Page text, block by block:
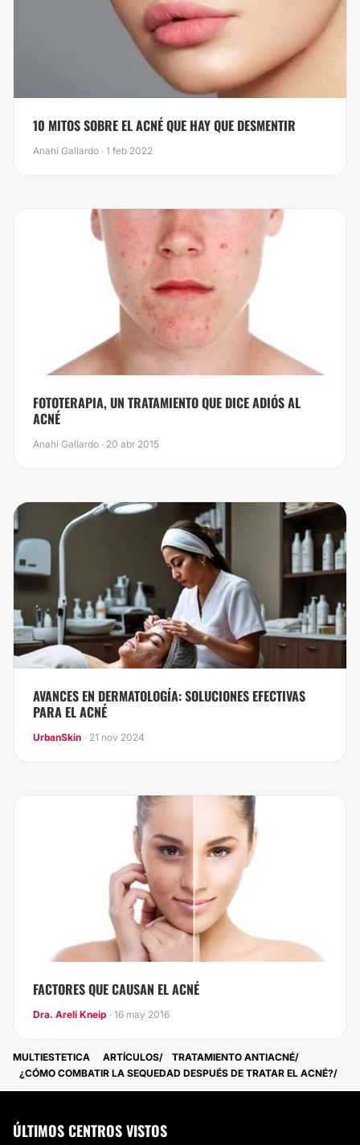
​10 MITOS SOBRE EL ACNÉ QUE HAY QUE DESMENTIR
Anahí Gallardo · 1 feb 2022
FOTOTERAPIA, UN TRATAMIENTO QUE DICE ADIÓS AL
ACNÉ
Anahí Gallardo · 20 abr 2015
AVANCES EN DERMATOLOGÍA: SOLUCIONES EFECTIVAS
PARA EL ACNÉ
UrbanSkin · 21 nov 2024
FACTORES QUE CAUSAN EL ACNÉ
Dra. Areli Kneip · 16 may 2016
MULTIESTETICA ARTÍCULOS
TRATAMIENTO ANTIACNÉ
¿​CÓMO COMBATIR LA SEQUEDAD DESPUÉS DE TRATAR EL ACNÉ?
ÚLTIMOS CENTROS VISTOS